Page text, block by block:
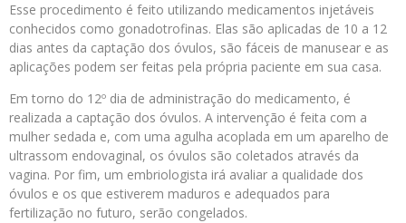
Esse procedimento é feito utilizando medicamentos injetáveis
conhecidos como gonadotrofinas. Elas são aplicadas de 10 a 12
dias antes da captação dos óvulos, são fáceis de manusear e as
aplicações podem ser feitas pela própria paciente em sua casa.
Em torno do 12º dia de administração do medicamento, é
realizada a captação dos óvulos. A intervenção é feita com a
mulher sedada e, com uma agulha acoplada em um aparelho de
ultrassom endovaginal, os óvulos são coletados através da
vagina. Por fim, um embriologista irá avaliar a qualidade dos
óvulos e os que estiverem maduros e adequados para
fertilização no futuro, serão congelados.